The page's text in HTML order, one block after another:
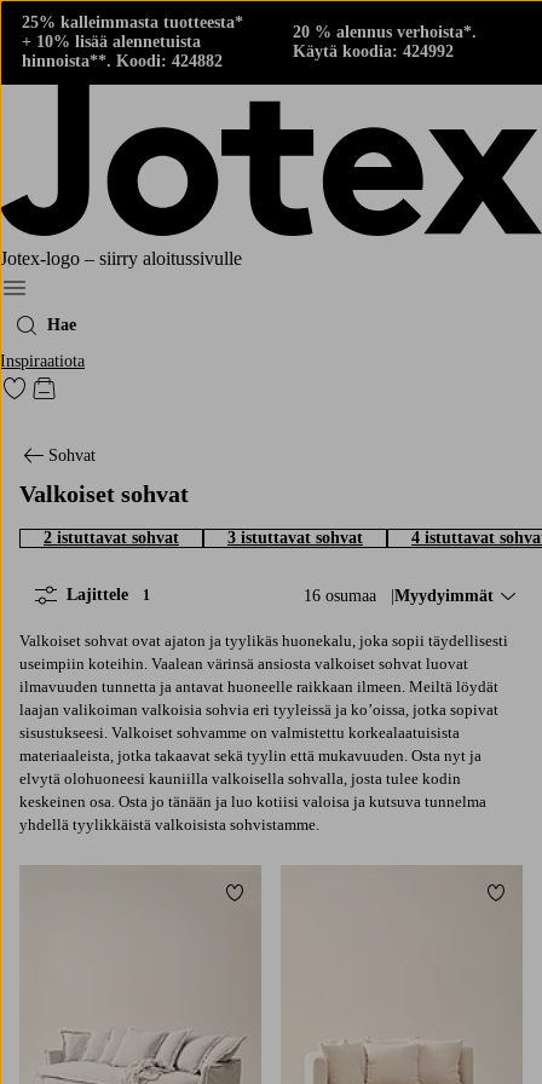
25% kalleimmasta tuotteesta*
+ 10% lisää alennetuista
hinnoista**. Koodi: 424882
20 % alennus verhoista*.
Käytä koodia: 424992
Jotex-logo – siirry aloitussivulle
Menu
Hae
Inspiraatiota
Siirry merkittyihin suosikkituotteisiin
Siirry ostoskoriin
Sohvat
Valkoiset sohvat
2 istuttavat sohvat 3 istuttavat sohvat 4 istuttavat
16 osumaa Lajittele:
Myydyimmät
Lajittele 1
Valkoiset sohvat ovat ajaton ja tyylikäs huonekalu, joka sopii täydellisesti
useimpiin koteihin. Vaalean värinsä ansiosta valkoiset sohvat luovat
ilmavuuden tunnetta ja antavat huoneelle raikkaan ilmeen. Meiltä löydät
laajan valikoiman valkoisia sohvia eri tyyleissä ja ko’oissa, jotka sopivat
sisustukseesi. Valkoiset sohvamme on valmistettu korkealaatuisista
materiaaleista, jotka takaavat sekä tyylin että mukavuuden. Osta nyt ja
elvytä olohuoneesi kauniilla valkoisella sohvalla, josta tulee kodin
keskeinen osa. Osta jo tänään ja luo kotiisi valoisa ja kutsuva tunnelma
yhdellä tyylikkäistä valkoisista sohvistamme.
Lisää suosikkeihin Lisää